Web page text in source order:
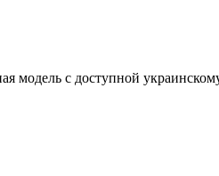
модель с доступной